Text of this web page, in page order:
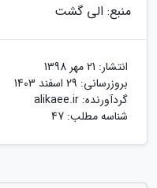
منبع: الی گشت
انتشار: 21 مهر 1398
بروزرسانی: 29 اسفند 1403
گردآورنده: alikaee.ir
شناسه مطلب: 47